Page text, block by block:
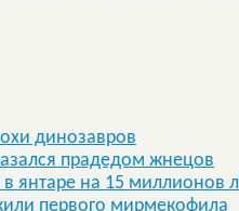
динозавров
прадедом жнецов
янтаре на 15 миллионов
первого мирмекофила